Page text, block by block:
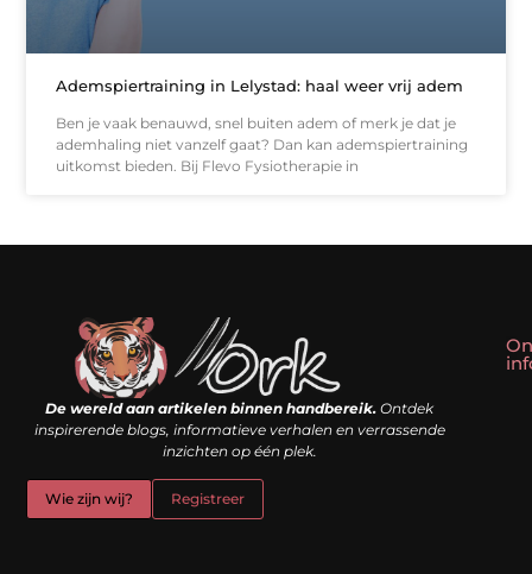
Ademspiertraining in Lelystad: haal weer vrij adem
Ben je vaak benauwd, snel buiten adem of merk je dat je
ademhaling niet vanzelf gaat? Dan kan ademspiertraining
uitkomst bieden. Bij Flevo Fysiotherapie in
De wereld aan artikelen binnen handbereik. Ontdek
inspirerende blogs, informatieve verhalen en verrassende
inzichten op één plek.
Wie zijn wij? Registreer